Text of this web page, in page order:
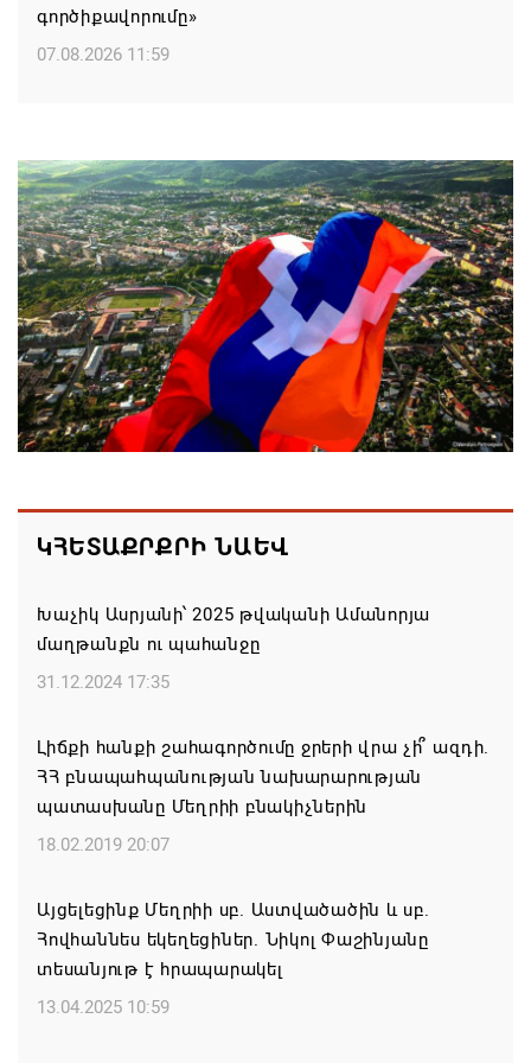
գործիքավորումը»
07.08.2026 11:59
իշխանությունների գործողությունները
հակասահմանադրական են. ՀՅԴ Բյուրո
07.08.2026 11:52
ՀԲԸՄ-ն կոչ է անում կասեցնել Կաթողիկոսի եւ վեց
եպիսկոպոսների նկատմամբ քրվարույթը
07.08.2026 11:50
Ավարտվեց Սյունիքի մարզի շախմատի
07.08.2026 11:42
07.08.2026 11:25
ԵԱՏՄ-ն պետք է շարունակի ամրապնդել
Եվրասիական միջկառավարական խորհրդի
նիստի ժամանակ հայտարարել է ՌԴ վարչապետ
Միխայիլ Միշուստինը
07.08.2026 11:01
Կանադայի Հայոց թեմը դատապարտել է
Վեհափառի նկատմամբ քրեական հետապնդումը
07.08.2026 10:45
ԿՀԵՏԱՔՐՔՐԻ ՆԱԵՎ
Խաչիկ Ասրյանի՝ 2025 թվականի Ամանորյա
մաղթանքն ու պահանջը
31.12.2024 17:35
Լիճքի հանքի շահագործումը ջրերի վրա չի՞ ազդի.
ՀՀ բնապահպանության նախարարության
պատասխանը Մեղրիի բնակիչներին
18.02.2019 20:07
Այցելեցինք Մեղրիի սբ. Աստվածածին և սբ.
Հովհաննես եկեղեցիներ. Նիկոլ Փաշինյանը
տեսանյութ է հրապարակել
13.04.2025 10:59